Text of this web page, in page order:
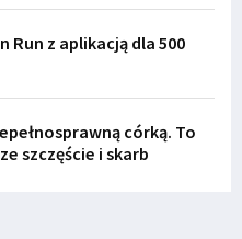
Run z aplikacją dla 500
córką. To
szczęście i skarb